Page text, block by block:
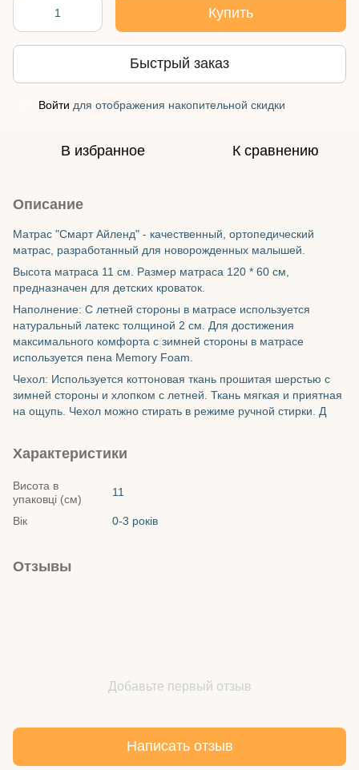
Купить
Быстрый заказ
Войти для отображения накопительной скидки
В избранное К сравнению
Описание
Матрас "Смарт Айленд" - качественный, ортопедический
матрас, разработанный для новорожденных малышей.
Высота матраса 11 см. Размер матраса 120 * 60 см,
предназначен для детских кроваток.
Наполнение: С летней стороны в матрасе используется
натуральный латекс толщиной 2 см. Для достижения
максимального комфорта с зимней стороны в матрасе
используется пена Memory Foam.
Чехол: Используется коттоновая ткань прошитая шерстью с
зимней стороны и хлопком с летней. Ткань мягкая и приятная
на ощупь. Чехол можно стирать в режиме ручной стирки. Д
Характеристики
Висота в
упаковці (см)
11
Вік 0-3 років
Отзывы
Добавьте первый отзыв
Написать отзыв